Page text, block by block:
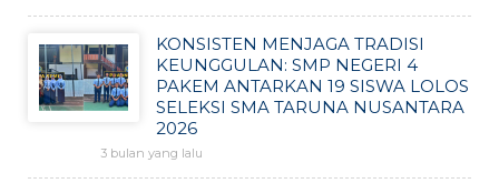
KONSISTEN MENJAGA TRADISI
KEUNGGULAN: SMP NEGERI 4
PAKEM ANTARKAN 19 SISWA LOLOS
SELEKSI SMA TARUNA NUSANTARA
2026
3 bulan yang lalu